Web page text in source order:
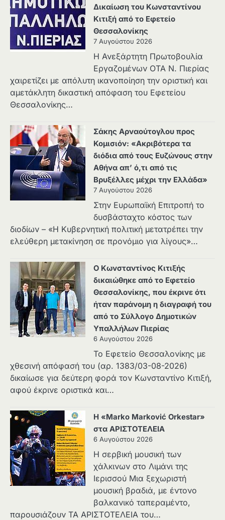
Δικαίωση του Κωνσταντίνου
Κιτιξή από το Εφετείο
Θεσσαλονίκης
7 Αυγούστου 2026
Η Ανεξάρτητη Πρωτοβουλία
Εργαζομένων ΟΤΑ Ν. Πιερίας
χαιρετίζει με απόλυτη ικανοποίηση την οριστική και
αμετάκλητη δικαστική απόφαση του Εφετείου
Θεσσαλονίκης…
Σάκης Αρναούτογλου προς
Κομισιόν: «Ακριβότερα τα
διόδια από τους Ευζώνους στην
Αθήνα απ’ ό,τι από τις
Βρυξέλλες μέχρι την Ελλάδα»
7 Αυγούστου 2026
Στην Ευρωπαϊκή Επιτροπή το
δυσβάσταχτο κόστος των
διοδίων – «Η Κυβερνητική πολιτική μετατρέπει την
ελεύθερη μετακίνηση σε προνόμιο για λίγους»…
Ο Κωνσταντίνος Κιτιξής
δικαιώθηκε από το Εφετείο
Θεσσαλονίκης, που έκρινε ότι
ήταν παράνομη η διαγραφή του
από το Σύλλογο Δημοτικών
Υπαλλήλων Πιερίας
6 Αυγούστου 2026
Το Εφετείο Θεσσαλονίκης με
χθεσινή απόφασή του (αρ. 1383/03-08-2026)
δικαίωσε για δεύτερη φορά τον Κωνσταντίνο Κιτιξή,
αφού έκρινε οριστικά και…
Η «Marko Marković Orkestar»
στα ΑΡΙΣΤΟΤΕΛΕΙΑ
6 Αυγούστου 2026
Η σερβική μουσική των
χάλκινων στο Λιμάνι της
Ιερισσού Μια ξεχωριστή
μουσική βραδιά, με έντονο
βαλκανικό ταπεραμέντο,
παρουσιάζουν ΤΑ ΑΡΙΣΤΟΤΕΛΕΙΑ του…